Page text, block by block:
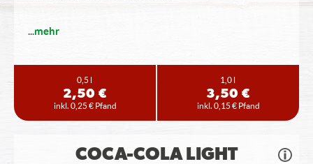
...mehr
0,5 l
2,50 €
inkl. 0,25 € Pfand
1,0 l
3,50 €
inkl. 0,15 € Pfand
COCA-COLA LIGHT